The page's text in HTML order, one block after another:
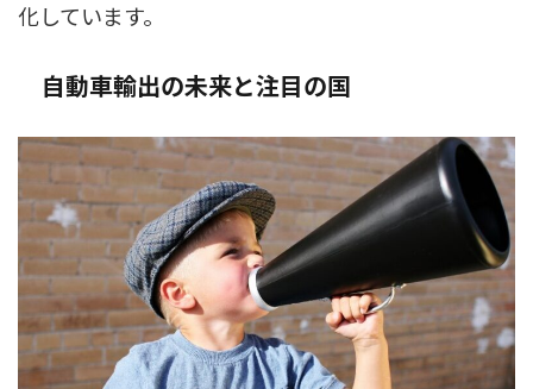
化しています。
自動車輸出の未来と注目の国